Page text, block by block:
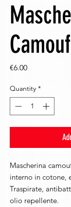
€6.00Price
Quantity *
Mascherina
interno in cotone,
Traspirate,
olio repellente.